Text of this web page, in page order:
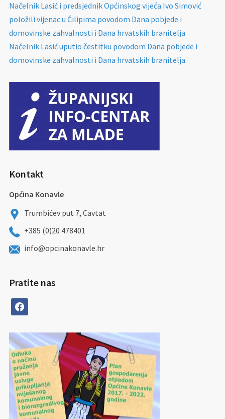
Načelnik Lasić i predsjednik Općinskog vijeća Ivo Simović
položili vijenac u Čilipima povodom Dana pobjede i
domovinske zahvalnosti i Dana hrvatskih branitelja
Načelnik Lasić uputio čestitku povodom Dana pobjede i
domovinske zahvalnosti i Dana hrvatskih branitelja
Kontakt
Općina Konavle
Trumbićev put 7, Cavtat
+385 (0)20 478401
info@opcinakonavle.hr
Pratite nas
facebook